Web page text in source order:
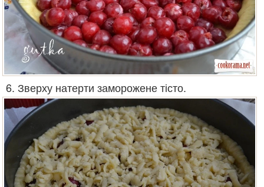
6. Зверху натерти заморожене тісто.